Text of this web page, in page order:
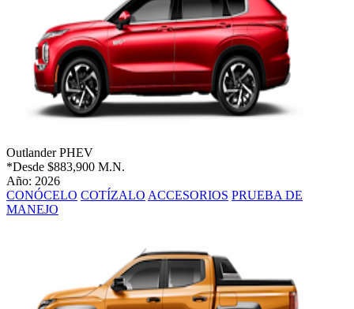
Outlander PHEV
*Desde $883,900 M.N.
Año: 2026
CONÓCELO COTÍZALO ACCESORIOS PRUEBA DE
MANEJO